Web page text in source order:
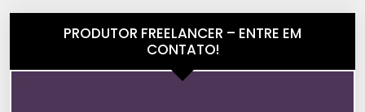
PRODUTOR FREELANCER – ENTRE EM
CONTATO!